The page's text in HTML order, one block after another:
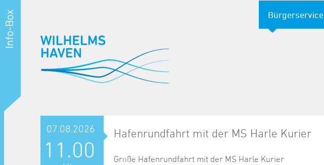
Bürgerservice
07.08.2026
11.00
Hafenrundfahrt mit der MS Harle Kurier
Große Hafenrundfahrt mit der MS Harle Kurier